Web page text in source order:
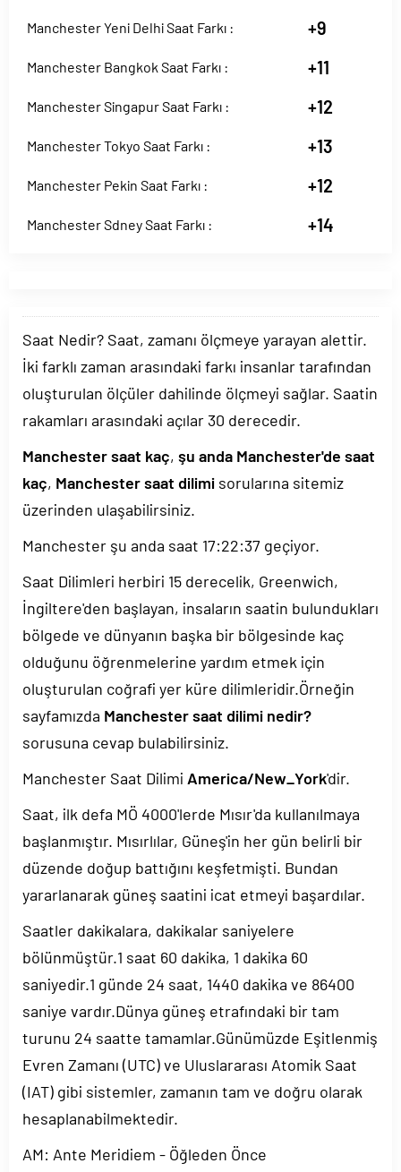
Manchester Yeni Delhi Saat Farkı : +9
Manchester Bangkok Saat Farkı : +11
Manchester Singapur Saat Farkı : +12
Manchester Tokyo Saat Farkı : +13
Manchester Pekin Saat Farkı : +12
Manchester Sdney Saat Farkı : +14
Saat Nedir? Saat, zamanı ölçmeye yarayan alettir.
İki farklı zaman arasındaki farkı insanlar tarafından
oluşturulan ölçüler dahilinde ölçmeyi sağlar. Saatin
rakamları arasındaki açılar 30 derecedir.
Manchester saat kaç, şu anda Manchester'de saat
kaç, Manchester saat dilimi sorularına sitemiz
üzerinden ulaşabilirsiniz.
Manchester şu anda saat 17:22:37 geçiyor.
Saat Dilimleri herbiri 15 derecelik, Greenwich,
İngiltere'den başlayan, insaların saatin bulundukları
bölgede ve dünyanın başka bir bölgesinde kaç
olduğunu öğrenmelerine yardım etmek için
oluşturulan coğrafi yer küre dilimleridir.Örneğin
sayfamızda Manchester saat dilimi nedir?
sorusuna cevap bulabilirsiniz.
Manchester Saat Dilimi America/New_York'dir.
Saat, ilk defa MÖ 4000'lerde Mısır'da kullanılmaya
başlanmıştır. Mısırlılar, Güneş'in her gün belirli bir
düzende doğup battığını keşfetmişti. Bundan
yararlanarak güneş saatini icat etmeyi başardılar.
Saatler dakikalara, dakikalar saniyelere
bölünmüştür.1 saat 60 dakika, 1 dakika 60
saniyedir.1 günde 24 saat, 1440 dakika ve 86400
saniye vardır.Dünya güneş etrafındaki bir tam
turunu 24 saatte tamamlar.Günümüzde Eşitlenmiş
Evren Zamanı (UTC) ve Uluslararası Atomik Saat
(IAT) gibi sistemler, zamanın tam ve doğru olarak
hesaplanabilmektedir.
AM: Ante Meridiem - Öğleden Önce